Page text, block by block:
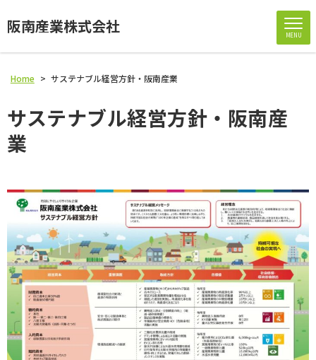
阪南産業株式会社 MENU
Home > サステナブル経営方針・阪南産業
サステナブル経営方針・阪南産
業